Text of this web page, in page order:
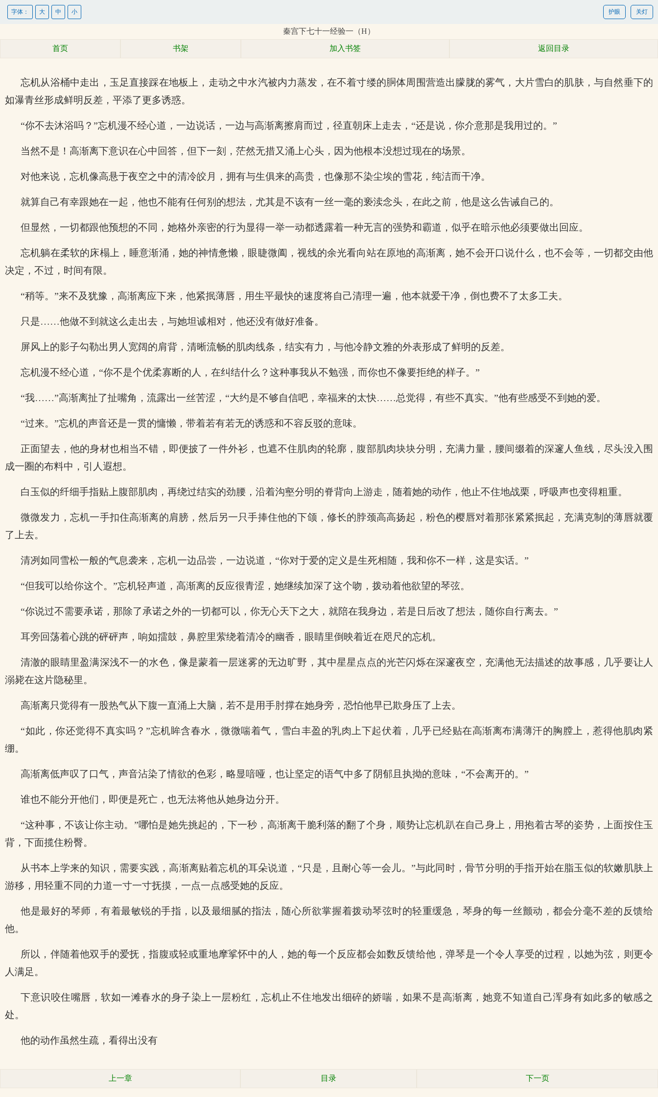
关灯
护眼
字体： 大 中 小
秦宫下七十一经验一（H）
首页 书架 加入书签 返回目录
忘机从浴桶中走出，玉足直接踩在地板上，走动之中水汽被内力蒸发，在不着寸缕的胴体周围营造出朦胧的雾气，大片雪白的肌肤，与自然垂下的
如瀑青丝形成鲜明反差，平添了更多诱惑。
“你不去沐浴吗？”忘机漫不经心道，一边说话，一边与高渐离擦肩而过，径直朝床上走去，“还是说，你介意那是我用过的。”
当然不是！高渐离下意识在心中回答，但下一刻，茫然无措又涌上心头，因为他根本没想过现在的场景。
对他来说，忘机像高悬于夜空之中的清冷皎月，拥有与生俱来的高贵，也像那不染尘埃的雪花，纯洁而干净。
就算自己有幸跟她在一起，他也不能有任何别的想法，尤其是不该有一丝一毫的亵渎念头，在此之前，他是这么告诫自己的。
但显然，一切都跟他预想的不同，她格外亲密的行为显得一举一动都透露着一种无言的强势和霸道，似乎在暗示他必须要做出回应。
忘机躺在柔软的床榻上，睡意渐涌，她的神情惫懒，眼睫微阖，视线的余光看向站在原地的高渐离，她不会开口说什么，也不会等，一切都交由他
决定，不过，时间有限。
“稍等。”来不及犹豫，高渐离应下来，他紧抿薄唇，用生平最快的速度将自己清理一遍，他本就爱干净，倒也费不了太多工夫。
只是……他做不到就这么走出去，与她坦诚相对，他还没有做好准备。
屏风上的影子勾勒出男人宽阔的肩背，清晰流畅的肌肉线条，结实有力，与他冷静文雅的外表形成了鲜明的反差。
忘机漫不经心道，“你不是个优柔寡断的人，在纠结什么？这种事我从不勉强，而你也不像要拒绝的样子。”
“我……”高渐离扯了扯嘴角，流露出一丝苦涩，“大约是不够自信吧，幸福来的太快……总觉得，有些不真实。”他有些感受不到她的爱。
“过来。”忘机的声音还是一贯的慵懒，带着若有若无的诱惑和不容反驳的意味。
正面望去，他的身材也相当不错，即便披了一件外衫，也遮不住肌肉的轮廓，腹部肌肉块块分明，充满力量，腰间缀着的深邃人鱼线，尽头没入围
成一圈的布料中，引人遐想。
白玉似的纤细手指贴上腹部肌肉，再绕过结实的劲腰，沿着沟壑分明的脊背向上游走，随着她的动作，他止不住地战栗，呼吸声也变得粗重。
微微发力，忘机一手扣住高渐离的肩膀，然后另一只手捧住他的下颌，修长的脖颈高高扬起，粉色的樱唇对着那张紧紧抿起，充满克制的薄唇就覆
了上去。
清冽如同雪松一般的气息袭来，忘机一边品尝，一边说道，“你对于爱的定义是生死相随，我和你不一样，这是实话。”
“但我可以给你这个。”忘机轻声道，高渐离的反应很青涩，她继续加深了这个吻，拨动着他欲望的琴弦。
“你说过不需要承诺，那除了承诺之外的一切都可以，你无心天下之大，就陪在我身边，若是日后改了想法，随你自行离去。”
耳旁回荡着心跳的砰砰声，响如擂鼓，鼻腔里萦绕着清冷的幽香，眼睛里倒映着近在咫尺的忘机。
清澈的眼睛里盈满深浅不一的水色，像是蒙着一层迷雾的无边旷野，其中星星点点的光芒闪烁在深邃夜空，充满他无法描述的故事感，几乎要让人
溺毙在这片隐秘里。
高渐离只觉得有一股热气从下腹一直涌上大脑，若不是用手肘撑在她身旁，恐怕他早已欺身压了上去。
“如此，你还觉得不真实吗？”忘机眸含春水，微微喘着气，雪白丰盈的乳肉上下起伏着，几乎已经贴在高渐离布满薄汗的胸膛上，惹得他肌肉紧
绷。
高渐离低声叹了口气，声音沾染了情欲的色彩，略显喑哑，也让坚定的语气中多了阴郁且执拗的意味，“不会离开的。”
谁也不能分开他们，即便是死亡，也无法将他从她身边分开。
“这种事，不该让你主动。”哪怕是她先挑起的，下一秒，高渐离干脆利落的翻了个身，顺势让忘机趴在自己身上，用抱着古琴的姿势，上面按住玉
背，下面揽住粉臀。
从书本上学来的知识，需要实践，高渐离贴着忘机的耳朵说道，“只是，且耐心等一会儿。”与此同时，骨节分明的手指开始在脂玉似的软嫩肌肤上
游移，用轻重不同的力道一寸一寸抚摸，一点一点感受她的反应。
他是最好的琴师，有着最敏锐的手指，以及最细腻的指法，随心所欲掌握着拨动琴弦时的轻重缓急，琴身的每一丝颤动，都会分毫不差的反馈给
他。
所以，伴随着他双手的爱抚，指腹或轻或重地摩挲怀中的人，她的每一个反应都会如数反馈给他，弹琴是一个令人享受的过程，以她为弦，则更令
人满足。
下意识咬住嘴唇，软如一滩春水的身子染上一层粉红，忘机止不住地发出细碎的娇喘，如果不是高渐离，她竟不知道自己浑身有如此多的敏感之
处。
他的动作虽然生疏，看得出没有
上一章 目录 下一页